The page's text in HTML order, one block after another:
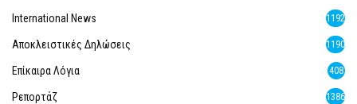
International News 1192
Αποκλειστικές Δηλώσεις 1190
Επίκαιρα Λόγια 408
Ρεπορτάζ 1386